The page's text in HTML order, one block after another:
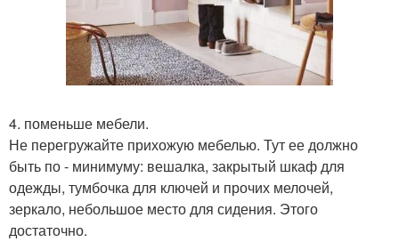
4. поменьше мебели.
Не перегружайте прихожую мебелью. Тут ее должно
быть по - минимуму: вешалка, закрытый шкаф для
одежды, тумбочка для ключей и прочих мелочей,
зеркало, небольшое место для сидения. Этого
достаточно.